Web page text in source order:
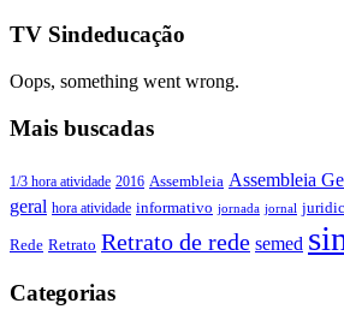
TV Sindeducação
Oops, something went wrong.
Mais buscadas
1/3 hora atividade 2016 Assembleia Assembleia
geral hora atividade informativo jornada jornal
Rede Retrato Retrato de rede semed
Categorias